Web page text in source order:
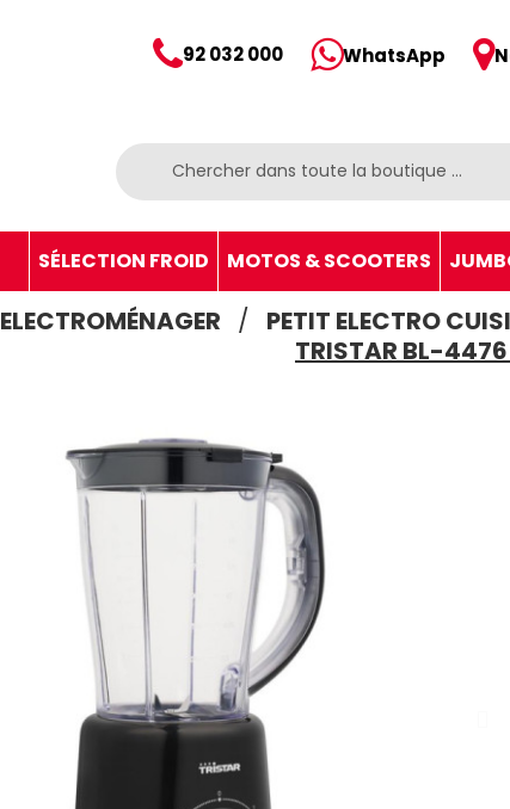
92 032 000 WhatsApp
SÉLECTION FROID MOTOS & SCOOTERS
ELECTROMÉNAGER PETIT ELECTRO
TRISTAR BL-